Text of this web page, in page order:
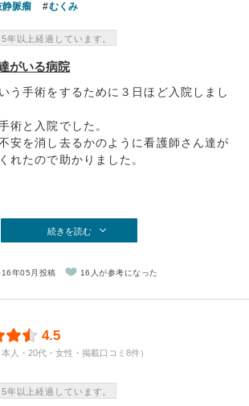
静脈瘤 むくみ
年以上経過しています。
がいる病院
う手術をするために３日ほど入院しまし
術と入院でした。
安を消し去るかのように看護師さん達が
れたので助かりました。
続きを読む
年05月投稿 16人が参考になった
4.5
人・20代・女性・掲載口コミ8件）
年以上経過しています。